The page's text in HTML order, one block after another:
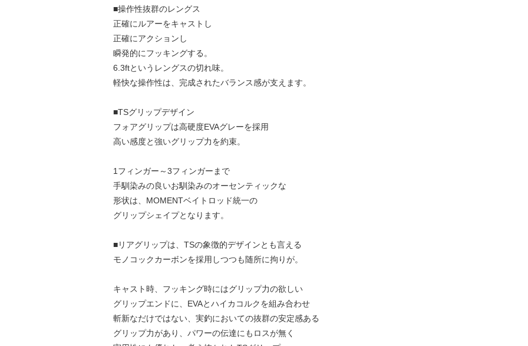
■操作性抜群のレングス
正確にルアーをキャストし
正確にアクションし
瞬発的にフッキングする。
6.3ftというレングスの切れ味。
軽快な操作性は、完成されたバランス感が支えます。
■TSグリップデザイン
フォアグリップは高硬度EVAグレーを採用
高い感度と強いグリップ力を約束。
1フィンガー～3フィンガーまで
手馴染みの良いお馴染みのオーセンティックな
形状は、MOMENTベイトロッド統一の
グリップシェイプとなります。
■リアグリップは、TSの象徴的デザインとも言える
モノコックカーボンを採用しつつも随所に拘りが。
キャスト時、フッキング時にはグリップ力の欲しい
グリップエンドに、EVAとハイカコルクを組み合わせ
斬新なだけではない、実釣においての抜群の安定感ある
グリップ力があり、パワーの伝達にもロスが無く